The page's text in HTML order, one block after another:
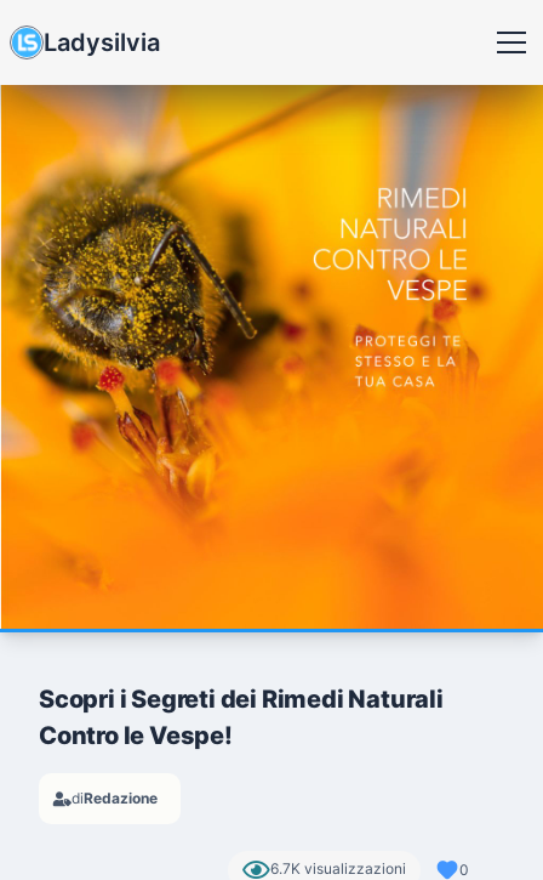
Ladysilvia
Scopri i Segreti dei Rimedi Naturali
Contro le Vespe!
diRedazione
6.7K visualizzazioni 0